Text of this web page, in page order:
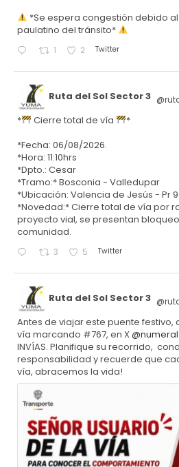
*Se espera congestión debido
paulatino del tránsito*
1 2 Twitter
Ruta del Sol Sector 3
* Cierre total de vía
*
*Fecha: 06/08/2026.
*Hora: 11:10hrs
*Dpto.: Cesar
*Tramo:* Bosconia - Valledupar
*Ubicación: Valencia de Jesús - Pr
*Novedad:* Cierre total de vía por
proyecto vial, se presentan
comunidad.
3 5 Twitter
Ruta del Sol Sector 3
Antes de viajar este puente festivo,
vía marcando #767, en X
INVÍAS. Planifique su recorrido,
responsabilidad y recuerde que
vía, abracemos la vida!